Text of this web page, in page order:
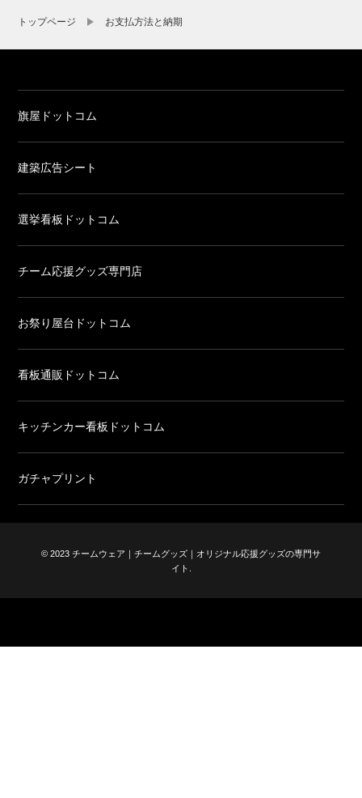
トップページ お支払方法と納期
旗屋ドットコム
建築広告シート
選挙看板ドットコム
チーム応援グッズ専門店
お祭り屋台ドットコム
看板通販ドットコム
キッチンカー看板ドットコム
ガチャプリント
© 2023 チームウェア｜チームグッズ｜オリジナル応援グッズの専門サ
イト.